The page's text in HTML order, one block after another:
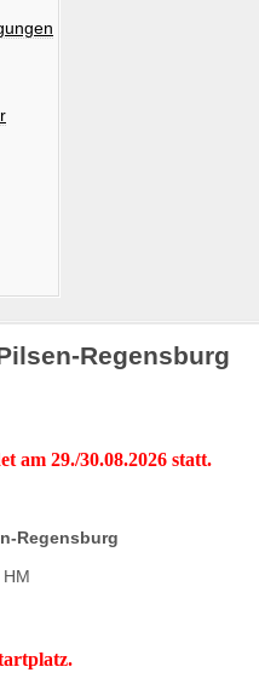
Regensburg
am 29./30.08.2026 statt.
Regensburg
HM